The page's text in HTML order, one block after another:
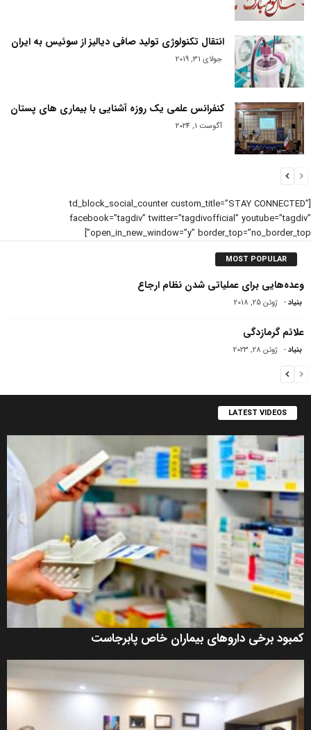
انتقال تکنولوژی تولید صافی دیالیز از سوئیس به ایران
جولای 31, 2019
کنفرانس علمی یک روزه آشنایی با بیماری های پستان
آگوست 1, 2024
[td_block_social_counter custom_title=”STAY CONNECTED”
facebook=”tagdiv” twitter=”tagdivofficial” youtube=”tagdiv”
open_in_new_window=”y” border_top=”no_border_top”]
MOST POPULAR
وعده‌هایی برای عملیاتی شدن نظام ارجاع
بنیاد - ژوئن 25, 2018
علائم گرمازدگی
بنیاد - ژوئن 28, 2023
LATEST VIDEOS
کمبود برخی داروهای بیماران خاص پابرجاست